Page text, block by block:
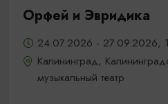
Орфей и Эвридика
24.07.2026 - 27.09.2026,
Калининград,
музыкальный театр